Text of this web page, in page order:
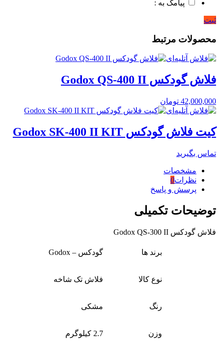
پیامک به :
ثبت
محصولات مرتبط
فلاش گودکس Godox QS-400 II
42,000,000 تومان
کیت فلاش گودکس Godox SK-400 II KIT
تماس بگیرید
مشخصات
نظرات0
پرسش و پاسخ
توضیحات تکمیلی
فلاش گودکس Godox QS-300 II
برند ها گودکس – Godox
نوع کالا فلاش‌ تک شاخه
رنگ مشکی
وزن 2.7 کیلوگرم